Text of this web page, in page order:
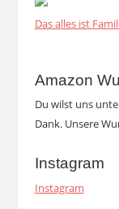
Das alles ist
Amazon
Du wilst uns
Dank. Unsere
Instagram
Instagram